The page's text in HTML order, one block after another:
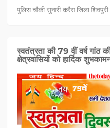
पुलिस चौकी सुनारी करैरा जिला
स्वतंत्रता की 79 वीं वर्ष गांठ
क्षेत्रवासियों को हार्दिक